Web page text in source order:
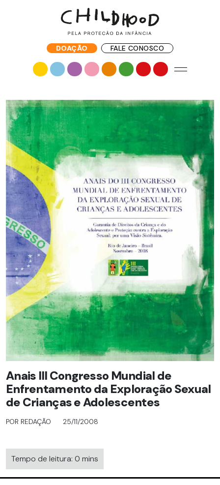
DOAÇÃO FALE CONOSCO
Anais III Congresso Mundial de
Enfrentamento da Exploração Sexual
de Crianças e Adolescentes
POR REDAÇÃO 25/11/2008
Tempo de leitura: 0 mins